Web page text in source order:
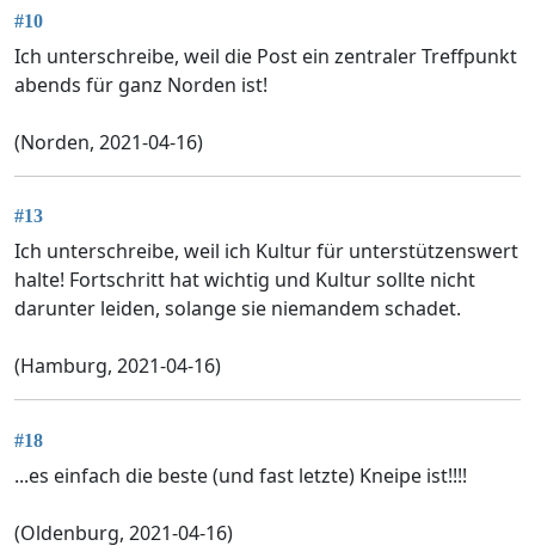
#10
Ich unterschreibe, weil die Post ein zentraler Treffpunkt
abends für ganz Norden ist!
(Norden, 2021-04-16)
#13
Ich unterschreibe, weil ich Kultur für unterstützenswert
halte! Fortschritt hat wichtig und Kultur sollte nicht
darunter leiden, solange sie niemandem schadet.
(Hamburg, 2021-04-16)
#18
...es einfach die beste (und fast letzte) Kneipe ist!!!!
(Oldenburg, 2021-04-16)